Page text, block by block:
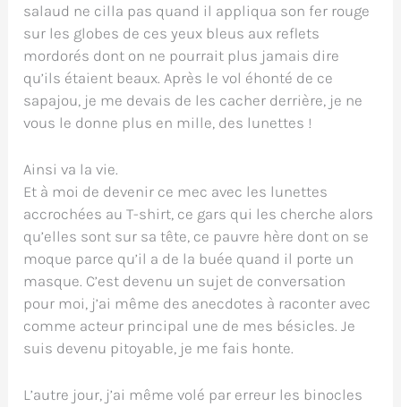
salaud ne cilla pas quand il appliqua son fer rouge
sur les globes de ces yeux bleus aux reflets
mordorés dont on ne pourrait plus jamais dire
qu’ils étaient beaux. Après le vol éhonté de ce
sapajou, je me devais de les cacher derrière, je ne
vous le donne plus en mille, des lunettes !
Ainsi va la vie.
Et à moi de devenir ce mec avec les lunettes
accrochées au T-shirt, ce gars qui les cherche alors
qu’elles sont sur sa tête, ce pauvre hère dont on se
moque parce qu’il a de la buée quand il porte un
masque. C’est devenu un sujet de conversation
pour moi, j’ai même des anecdotes à raconter avec
comme acteur principal une de mes bésicles. Je
suis devenu pitoyable, je me fais honte.
L’autre jour, j’ai même volé par erreur les binocles